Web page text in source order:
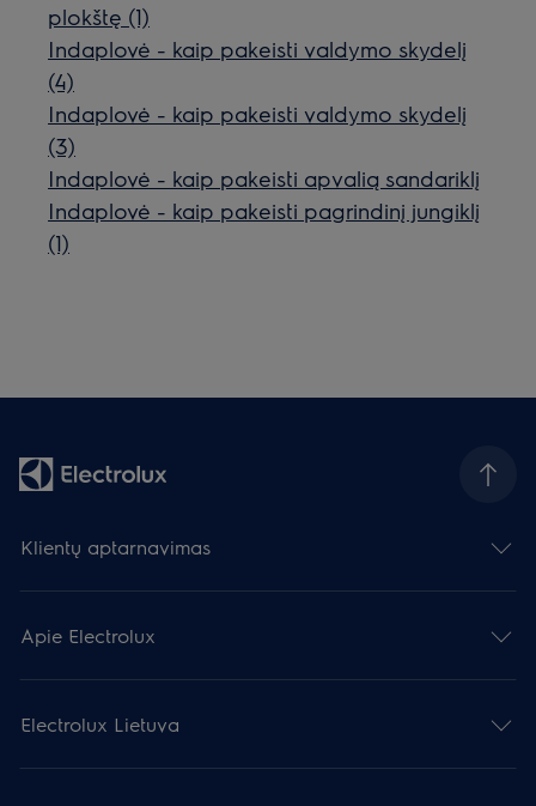
plokštę (1)
Indaplovė - kaip pakeisti valdymo skydelį
(4)
Indaplovė - kaip pakeisti valdymo skydelį
(3)
Indaplovė - kaip pakeisti apvalią sandariklį
Indaplovė - kaip pakeisti pagrindinį jungiklį
(1)
Klientų aptarnavimas
Apie Electrolux
Electrolux Lietuva